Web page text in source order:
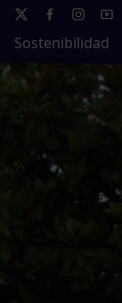
Sostenibilidad